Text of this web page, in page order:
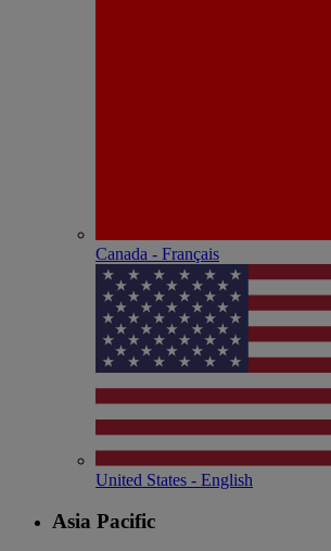
Canada - Français
United States - English
Asia Pacific